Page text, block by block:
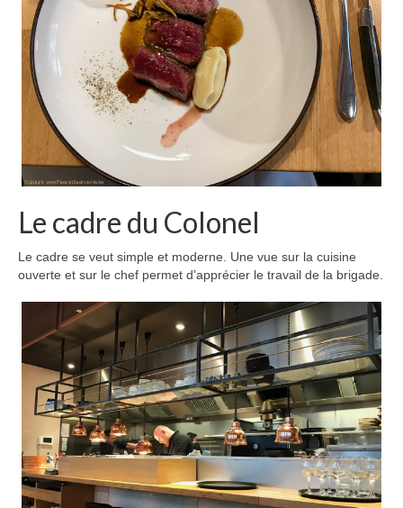
Le cadre du Colonel
Le cadre se veut simple et moderne. Une vue sur la cuisine
ouverte et sur le chef permet d’apprécier le travail de la brigade.